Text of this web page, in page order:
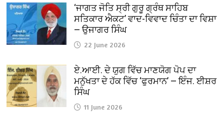
‘ਜਾਗਤ ਜੋਤਿ ਸ੍ਰੀ ਗੁਰੂ ਗ੍ਰੰਥ ਸਾਹਿਬ
ਸਤਿਕਾਰ ਐਕਟ’ ਵਾਦ-ਵਿਵਾਦ ਚਿੰਤਾ ਦਾ ਵਿਸ਼ਾ
— ਉਜਾਗਰ ਸਿੰਘ
22 June 2026
ਏ.ਆਈ. ਦੇ ਯੁਗ ਵਿੱਚ ਮਾਣਯੋਗ ਪੋਪ ਦਾ
ਮਨੁੱਖਤਾ ਦੇ ਹੱਕ ਵਿੱਚ ‘ਫੁਰਮਾਨ’ — ਇੰਜ. ਈਸ਼ਰ
ਸਿੰਘ
11 June 2026